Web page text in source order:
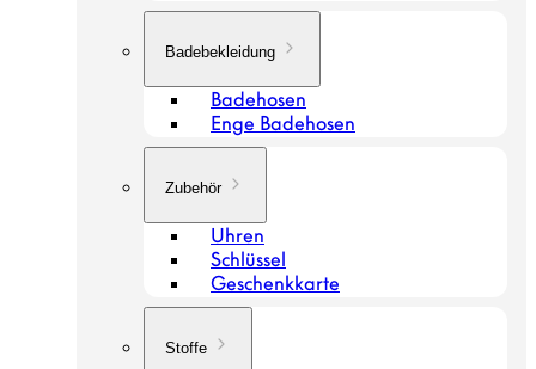
Badebekleidung
Badehosen
Enge Badehosen
Zubehör
Uhren
Schlüssel
Geschenkkarte
Stoffe